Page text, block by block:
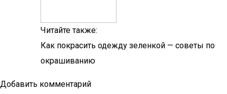
Читайте также:
Как покрасить одежду зеленкой — советы по
окрашиванию
Добавить комментарий